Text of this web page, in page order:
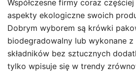
Współczesne firmy coraz
aspekty ekologiczne swoich
Dobrym wyborem są krówki
biodegradowalny lub wykonane z
składników bez sztucznych
tylko wpisuje się w trendy